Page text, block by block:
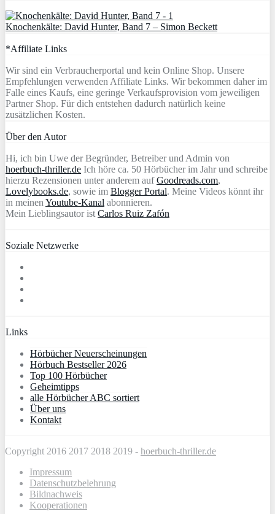
Knochenkälte: David Hunter, Band 7 – Simon Beckett
*Affiliate Links
Wir sind ein Verbraucherportal und kein Online Shop. Unsere
Empfehlungen verwenden Affiliate Links. Wir bekommen daher im
Falle eines Kaufs, eine geringe Verkaufsprovision vom jeweiligen
Partner Shop. Für dich entstehen dadurch natürlich keine
zusätzlichen Kosten.
Über den Autor
Hi, ich bin Uwe der Begründer, Betreiber und Admin von
hoerbuch-thriller.de Ich höre ca. 50 Hörbücher im Jahr und schreibe
hierzu Rezensionen unter anderem aufGoodreads.com,
Lovelybooks.de, sowie im Blogger Portal. Meine Videos könnt ihr
in meinen Youtube-Kanal abonnieren.
Mein Lieblingsautor ist Carlos Ruiz Zafón
Soziale Netzwerke
Links
Hörbücher Neuerscheinungen
Hörbuch Bestseller 2026
Top 100 Hörbücher
Geheimtipps
alle Hörbücher ABC sortiert
Über uns
Kontakt
Copyright 2016 2017 2018 2019 - hoerbuch-thriller.de
Impressum
Datenschutzbelehrung
Bildnachweis
Kooperationen